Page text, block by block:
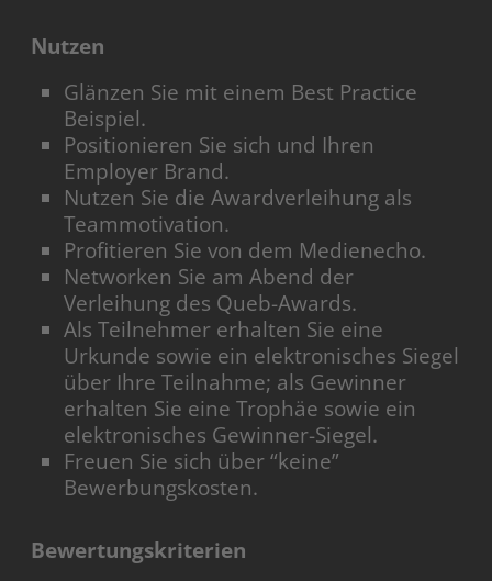
Nutzen
Glänzen Sie mit einem Best Practice
Beispiel.
Positionieren Sie sich und Ihren
Employer Brand.
Nutzen Sie die Awardverleihung als
Teammotivation.
Profitieren Sie von dem Medienecho.
Networken Sie am Abend der
Verleihung des Queb-Awards.
Als Teilnehmer erhalten Sie eine
Urkunde sowie ein elektronisches Siegel
über Ihre Teilnahme; als Gewinner
erhalten Sie eine Trophäe sowie ein
elektronisches Gewinner-Siegel.
Freuen Sie sich über “keine”
Bewerbungskosten.
Bewertungskriterien